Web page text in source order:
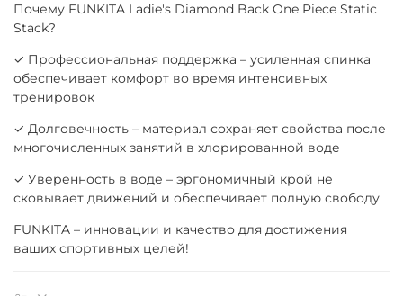
Почему FUNKITA Ladie's Diamond Back One Piece Static
Stack?
✓ Профессиональная поддержка – усиленная спинка
обеспечивает комфорт во время интенсивных
тренировок
✓ Долговечность – материал сохраняет свойства после
многочисленных занятий в хлорированной воде
✓ Уверенность в воде – эргономичный крой не
сковывает движений и обеспечивает полную свободу
FUNKITA – инновации и качество для достижения
ваших спортивных целей!